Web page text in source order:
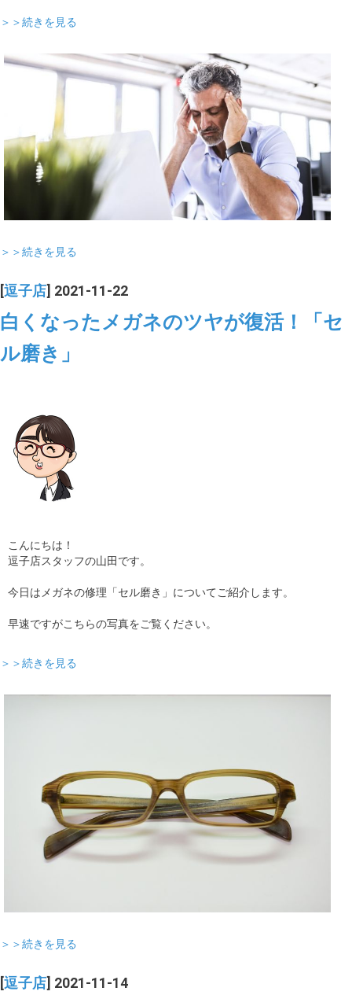
＞＞続きを見る
＞＞続きを見る
[逗子店] 2021-11-22
白くなったメガネのツヤが復活！「セ
ル磨き」
こんにちは！
逗子店スタッフの山田です。
今日はメガネの修理「セル磨き」についてご紹介します。
早速ですがこちらの写真をご覧ください。
＞＞続きを見る
＞＞続きを見る
逗子店 ] 2021-11-14